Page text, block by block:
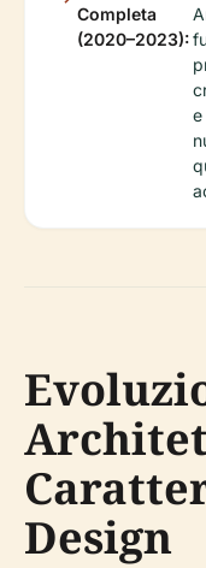
Completa
(2020–2023):
e
Design